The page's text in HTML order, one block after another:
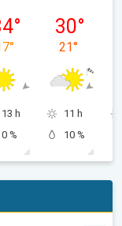
°
°
13 h
0 %
30°
21°
11 h
10 %